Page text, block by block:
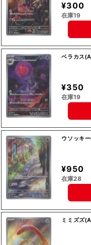
¥300
在庫19
ベラカス
¥350
在庫19
ウソッキ
¥950
在庫28
ミミズズ